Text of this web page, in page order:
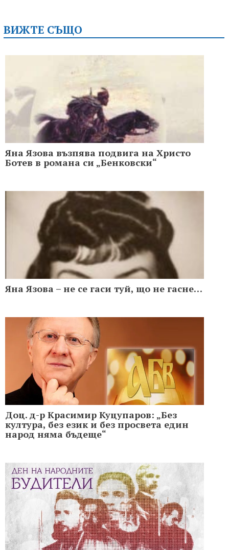
ВИЖТЕ СЪЩО
Яна Язова възпява подвига на Христо
Ботев в романа си „Бенковски“
Яна Язова – не се гаси туй, що не гасне…
Доц. д-р Красимир Куцупаров: „Без
култура, без език и без просвета един
народ няма бъдеще“